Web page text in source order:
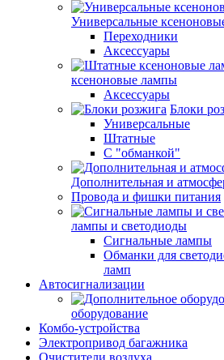
Универсальные
Переходники
Аксессуары
ксеноновые лампы
Аксессуары
Блоки
Универсальные
Штатные
С "обманкой"
Дополнительная и
Провода и фишки питания
лампы и светодиоды
Сигнальные лампы
Обманки для
ламп
Автосигнализации
оборудование
Комбо-устройства
Электропривод багажника
Очистители воздуха